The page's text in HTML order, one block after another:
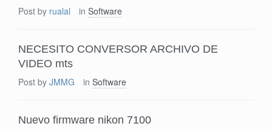
Post by rualal in Software
NECESITO CONVERSOR ARCHIVO DE
VIDEO mts
Post by JMMG in Software
Nuevo firmware nikon 7100